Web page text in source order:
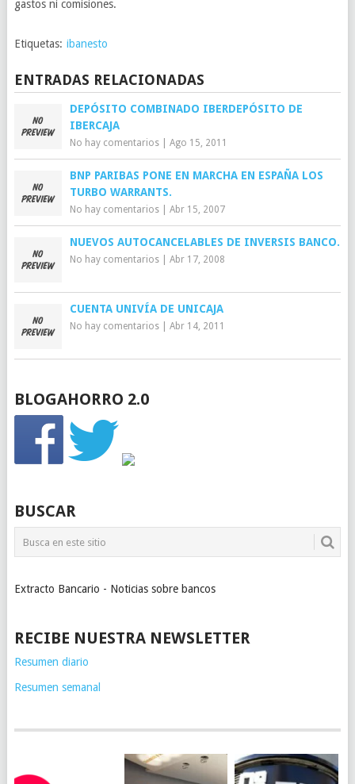
gastos ni comisiones.
Etiquetas: ibanesto
ENTRADAS RELACIONADAS
DEPÓSITO COMBINADO IBERDEPÓSITO DE
IBERCAJA
No hay comentarios| Ago 15, 2011
BNP PARIBAS PONE EN MARCHA EN ESPAÑA LOS
TURBO WARRANTS.
No hay comentarios| Abr 15, 2007
NUEVOS AUTOCANCELABLES DE INVERSIS BANCO.
No hay comentarios| Abr 17, 2008
CUENTA UNIVÍA DE UNICAJA
No hay comentarios| Abr 14, 2011
BLOGAHORRO 2.0
BUSCAR
Extracto Bancario - Noticias sobre bancos
RECIBE NUESTRA NEWSLETTER
Resumen diario
Resumen semanal